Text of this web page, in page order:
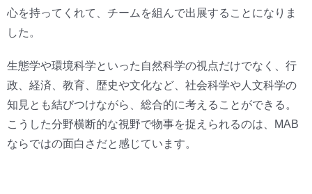
心を持ってくれて、チームを組んで出展することになりま
した。
生態学や環境科学といった自然科学の視点だけでなく、行
政、経済、教育、歴史や文化など、社会科学や人文科学の
知見とも結びつけながら、総合的に考えることができる。
こうした分野横断的な視野で物事を捉えられるのは、MAB
ならではの面白さだと感じています。